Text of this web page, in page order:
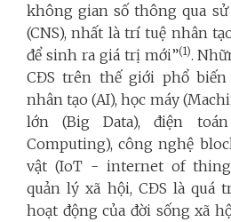
không gian số thông qua
(CNS), nhất là trí tuệ nhân
để sinh ra giá trị mới”(1).
CĐS trên thế giới phổ
nhân tạo (AI), học máy
lớn (Big Data), điện
Computing), công nghệ
vật (IoT - internet of
quản lý xã hội, CĐS là quá
hoạt động của đời sống xã